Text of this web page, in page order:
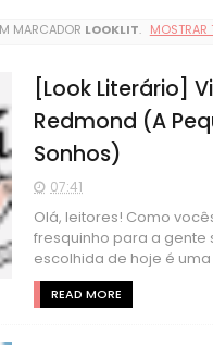
MARCADOR LOOKLIT. MOSTRAR
[Look Literário]
Redmond (A
Sonhos)
07:41
Olá, leitores! Como
fresquinho para a gente
escolhida de hoje é uma
READ MORE